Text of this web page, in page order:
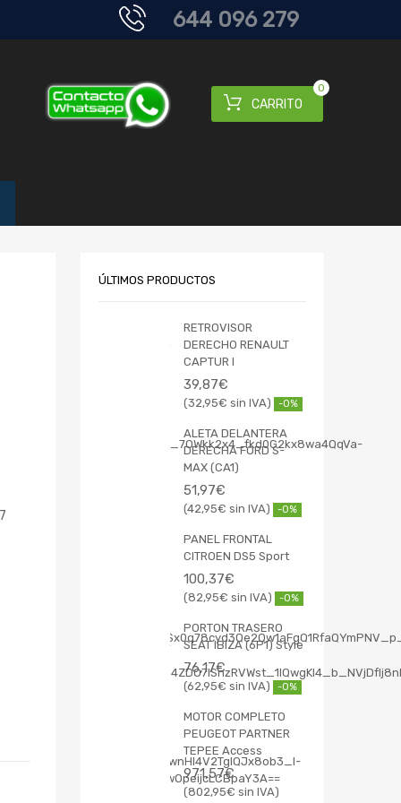
644 096 279
CARRITO
0
ÚLTIMOS PRODUCTOS
RETROVISOR
DERECHO RENAULT
CAPTUR I
39,87€
32,95€ -0%
ALETA DELANTERA
DERECHA FORD S-
MAX (CA1)
51,97€
42,95€ -0%
PANEL FRONTAL
CITROEN DS5 Sport
100,37€
82,95€ -0%
PORTON TRASERO
SEAT IBIZA (6P1) Style
76,17€
62,95€ -0%
MOTOR COMPLETO
PEUGEOT PARTNER
TEPEE Access
971,57€
802,95€